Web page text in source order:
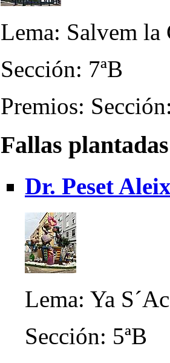
Lema: Salvem la
Sección: 7ªB
Premios:
Fallas
Dr. Peset
Lema: Ya
Sección: 5ªB